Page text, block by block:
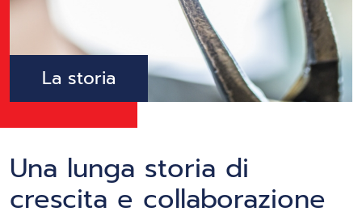
La storia
Una lunga storia di
crescita e collaborazione